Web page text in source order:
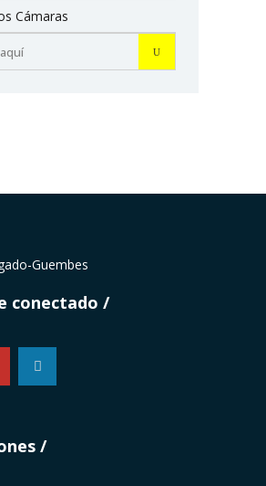
Cámaras
conectado